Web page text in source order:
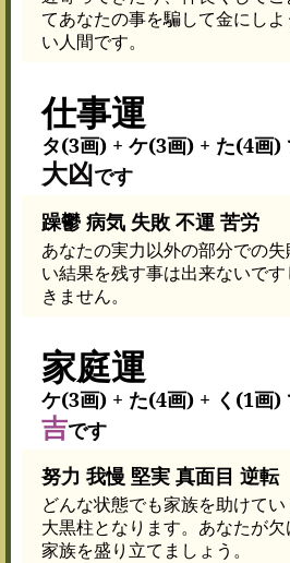
てあなたの事を騙して金にし
い人間です。
仕事運
タ(3画) + ケ(3画) + た(4画)
大凶です
躁鬱 病気 失敗 不運 苦労
あなたの実力以外の部分での
い結果を残す事は出来ないで
きません。
家庭運
ケ(3画) + た(4画) + く(1画)
吉です
努力 我慢 堅実 真面目 逆転
どんな状態でも家族を助けて
大黒柱となります。あなたが
家族を盛り立てましょう。